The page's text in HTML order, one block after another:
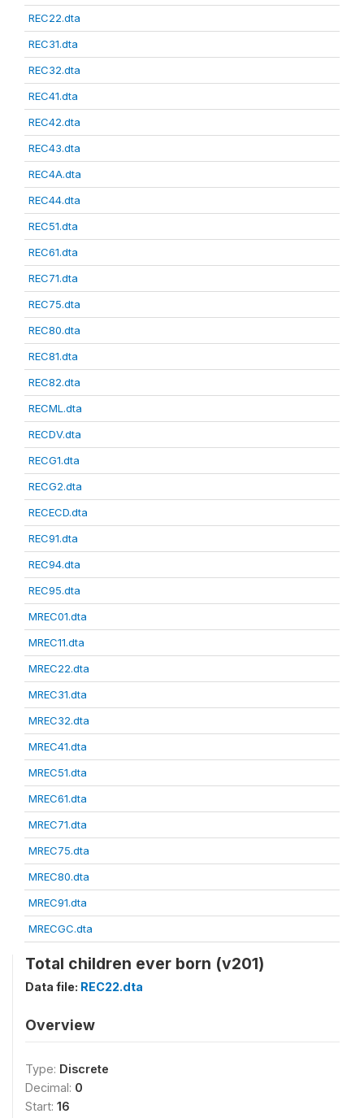
REC22.dta
REC31.dta
REC32.dta
REC41.dta
REC42.dta
REC43.dta
REC4A.dta
REC44.dta
REC51.dta
REC61.dta
REC71.dta
REC75.dta
REC80.dta
REC81.dta
REC82.dta
RECML.dta
RECDV.dta
RECG1.dta
RECG2.dta
RECECD.dta
REC91.dta
REC94.dta
REC95.dta
MREC01.dta
MREC11.dta
MREC22.dta
MREC31.dta
MREC32.dta
MREC41.dta
MREC51.dta
MREC61.dta
MREC71.dta
MREC75.dta
MREC80.dta
MREC91.dta
MRECGC.dta
Total children ever born (v201)
Data file: REC22.dta
Overview
Type: Discrete
Decimal: 0
Start: 16